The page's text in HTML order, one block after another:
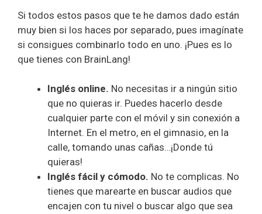
Si todos estos pasos que te he damos dado están
muy bien si los haces por separado, pues imagínate
si consigues combinarlo todo en uno. ¡Pues es lo
que tienes con BrainLang!
Inglés online. No necesitas ir a ningún sitio
que no quieras ir. Puedes hacerlo desde
cualquier parte con el móvil y sin conexión a
Internet. En el metro, en el gimnasio, en la
calle, tomando unas cañas…¡Donde tú
quieras!
Inglés fácil y cómodo. No te complicas. No
tienes que marearte en buscar audios que
encajen con tu nivel o buscar algo que sea